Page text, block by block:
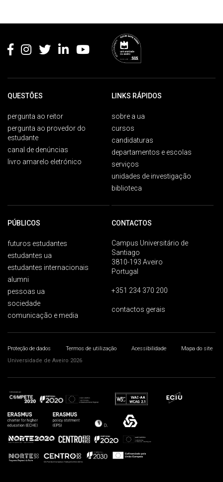
QUESTÕES
pergunta ao reitor
pergunta ao provedor do
estudante
canal de denúncias
livro amarelo eletrónico
LINKS RÁPIDOS
sobre a ua
cursos
candidaturas
departamentos e escolas
serviços
unidades de investigação
biblioteca
PÚBLICOS
futuros estudantes
estudantes ua
estudantes internacionais
alumni
pessoas ua
sociedade
comunicação e media
CONTACTOS
Campus Universitário de
Santiago
3810-193 Aveiro
Portugal
+351 234 370 200
contactos gerais
Proteção de dados Termos de utilização Acessibilidade
Mapa do site
Universidade de Aveiro 2026